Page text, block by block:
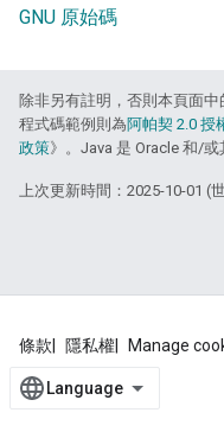
GNU 原始碼
除非另有註明，否則本頁面中
程式碼範例則為阿帕契 2.0 授
政策》。Java 是 Oracle 和/或
上次更新時間：2025-10-01 (
條款 隱私權 Manage